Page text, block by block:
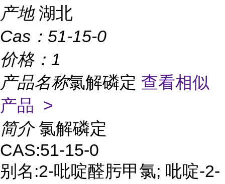
产地 湖北
Cas： 51-15-0
价格： 1
产品名称氯解磷定 查看相似
产品 >
简介 氯解磷定
CAS:51-15-0
别名:2-吡啶醛肟甲氯; 吡啶-2-